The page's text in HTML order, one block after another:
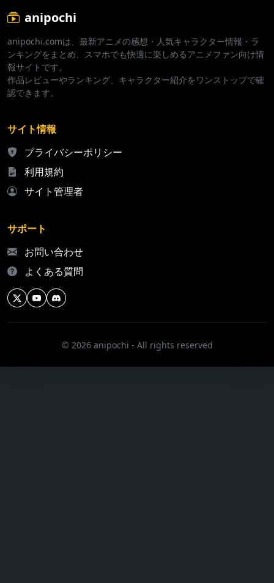
anipochi
anipochi.comは、最新アニメの感想・人気キャラクター情報・ラ
ンキングをまとめ、スマホでも快適に楽しめるアニメファン向け情
報サイトです。
作品レビューやランキング、キャラクター紹介をワンストップで確
認できます。
サイト情報
プライバシーポリシー
利用規約
サイト管理者
サポート
お問い合わせ
よくある質問
© 2026 anipochi - All rights reserved